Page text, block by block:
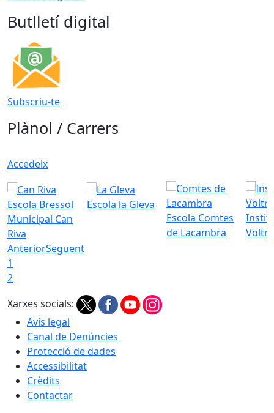
Butlletí digital
Subscriu-te
Plànol / Carrers
Accedeix
Escola Bressol
Municipal Can
Riva
Escola la Gleva
Escola Comtes
de Lacambra
AnteriorSegüent
1
2
Xarxes socials:
Avís legal
Canal de Denúncies
Protecció de dades
Accessibilitat
Crèdits
Contactar